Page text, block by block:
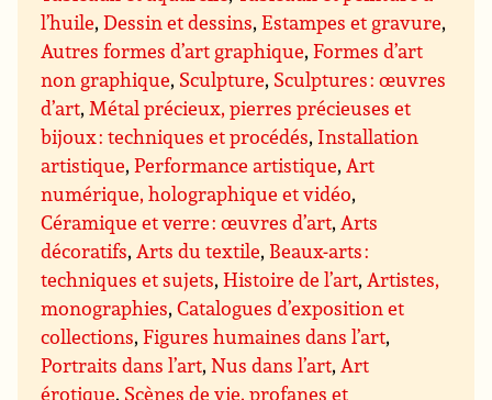
l’huile,Dessin et dessins,Estampes et gravure,
Autres formes d’art graphique,Formes d’art
non graphique, Sculpture, Sculptures : œuvres
d’art,Métal précieux, pierres précieuses et
bijoux : techniques et procédés, Installation
artistique,Performance artistique,Art
numérique, holographique et vidéo,
Céramique et verre : œuvres d’art,Arts
décoratifs,Arts du textile, Beaux-arts :
techniques et sujets,Histoire de l’art,Artistes,
monographies,Catalogues d’exposition et
collections,Figures humaines dans l’art,
Portraits dans l’art,Nus dans l’art,Art
érotique, Scènes de vie, profanes et